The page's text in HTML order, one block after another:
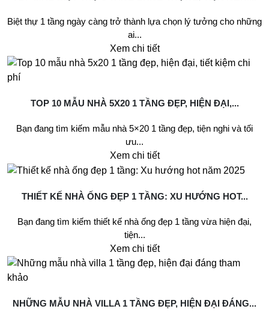
Biệt thự 1 tầng ngày càng trở thành lựa chọn lý tưởng cho những
ai...
Xem chi tiết
TOP 10 MẪU NHÀ 5X20 1 TẦNG ĐẸP, HIỆN ĐẠI,...
Bạn đang tìm kiếm mẫu nhà 5×20 1 tầng đẹp, tiện nghi và tối
ưu...
Xem chi tiết
THIẾT KẾ NHÀ ỐNG ĐẸP 1 TẦNG: XU HƯỚNG HOT...
Bạn đang tìm kiếm thiết kế nhà ống đẹp 1 tầng vừa hiện đại,
tiện...
Xem chi tiết
NHỮNG MẪU NHÀ VILLA 1 TẦNG ĐẸP, HIỆN ĐẠI ĐÁNG...